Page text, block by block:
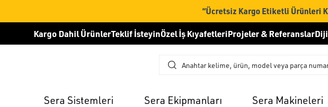
“Ücretsiz Kargo Etiketli Ürünleri
Kargo Dahil ÜrünlerTeklif İsteyinÖzel İş KıyafetleriProjeler & Referanslar
Sera Sistemleri Sera Ekipmanları Sera Makineleri